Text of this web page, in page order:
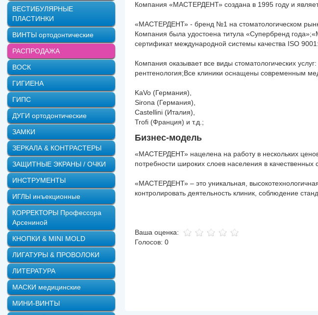
Компания «МАСТЕРДЕНТ» создана в 1995 году и
«МАСТЕРДЕНТ» - бренд №1 на стоматологическом
Компания была удостоена титула «Супербренд
сертификат международной системы качества ISO
Компания оказывает все виды стоматологических
рентгенология;Все клиники оснащены современным
KaVo (Германия),
Sirona (Германия),
Castellini (Италия),
Trofi (Франция) и т.д.;
Бизнес-модель
«МАСТЕРДЕНТ» нацелена на работу в нескольких
потребности широких слоев населения в качественных
«МАСТЕРДЕНТ» – это уникальная,
контролировать деятельность клиник, соблюдение
Ваша оценка:
Голосов: 0
ВЕСТИБУЛЯРНЫЕ
ПЛАСТИНКИ
ВИНТЫ ортодонтические
РАСПРОДАЖА
ВОСК
ГИГИЕНА
ГИПС
ДУГИ ортодонтические
ЗАМКИ
ЗЕРКАЛА & КОНТРАСТЕРЫ
ЗАЩИТНЫЕ ЭКРАНЫ / ОЧКИ
ИНСТРУМЕНТЫ
ИГЛЫ инъекционные
КОРРЕКТОРЫ Профессора
Арсениной
КНОПКИ & MINI MOLD
ЛИГАТУРЫ & ПРОВОЛОКИ
ЛИТЕРАТУРА
МАСКИ медицинские
МИНИ-ВИНТЫ